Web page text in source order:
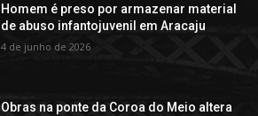
Homem é preso por armazenar material
de abuso infantojuvenil em Aracaju
4 de junho de 2026
Obras na ponte da Coroa do Meio altera